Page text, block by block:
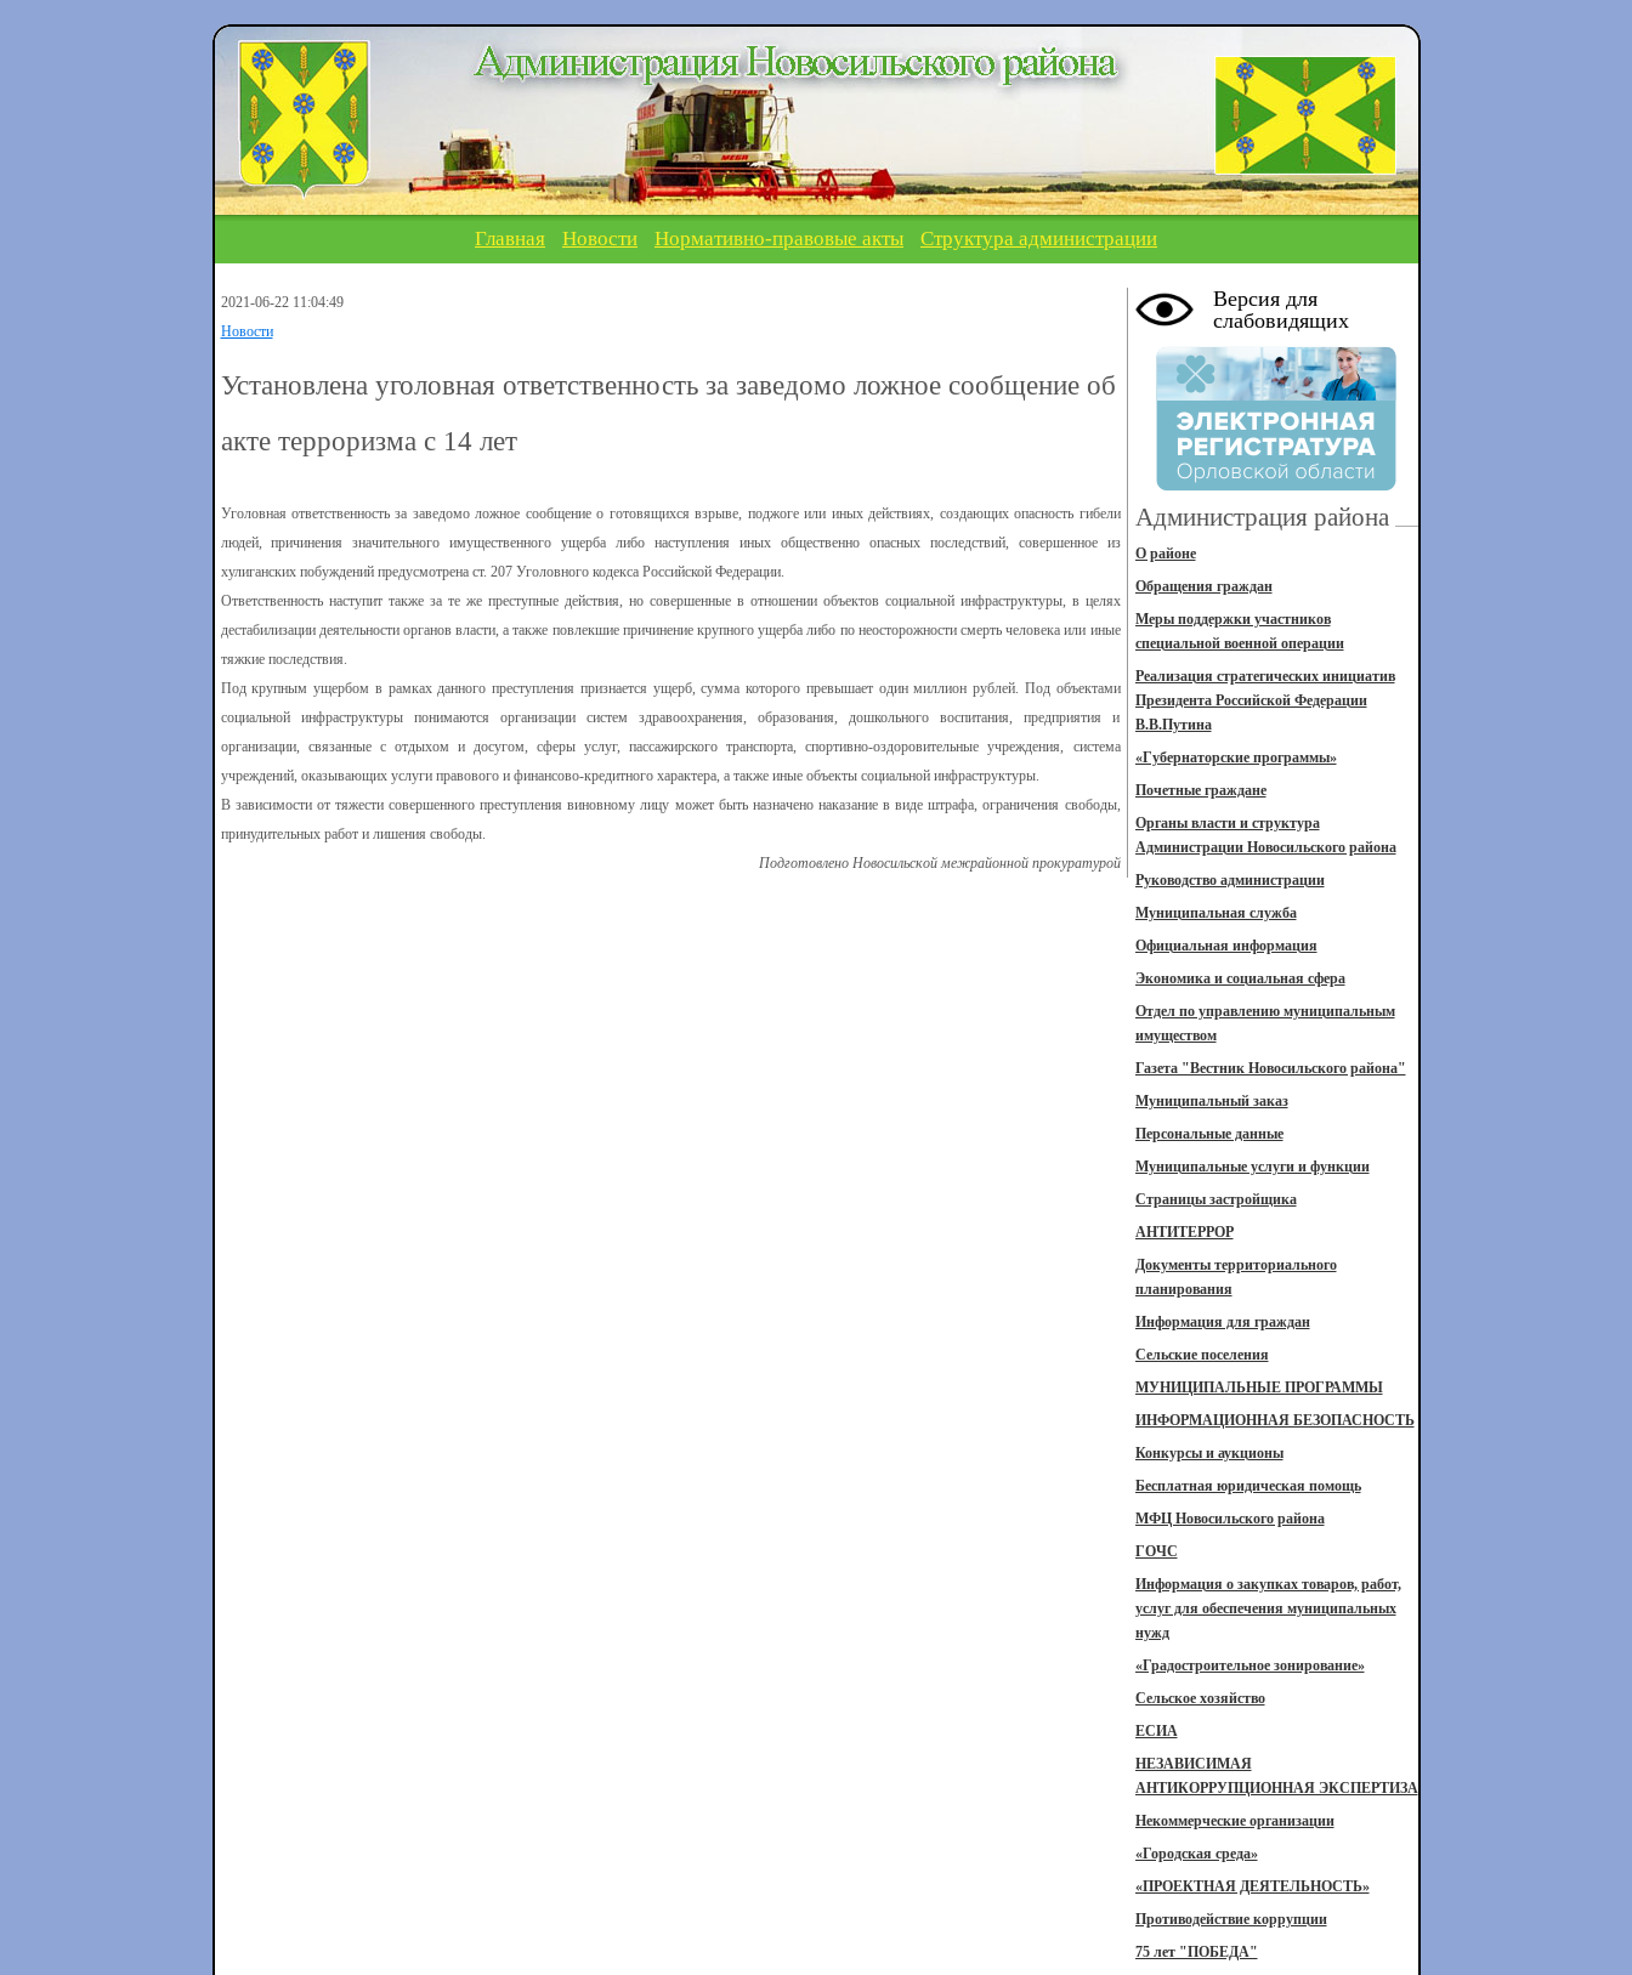
Главная Новости Нормативно-правовые акты Структура администрации
2021-06-22 11:04:49
Новости
Установлена уголовная ответственность за заведомо ложное сообщение об
акте терроризма с 14 лет
Уголовная ответственность за заведомо ложное сообщение о готовящихся взрыве, поджоге или иных действиях, создающих опасность гибели
людей, причинения значительного имущественного ущерба либо наступления иных общественно опасных последствий, совершенное из
хулиганских побуждений предусмотрена ст. 207 Уголовного кодекса Российской Федерации.
Ответственность наступит также за те же преступные действия, но совершенные в отношении объектов социальной инфраструктуры, в целях
дестабилизации деятельности органов власти, а также повлекшие причинение крупного ущерба либо по неосторожности смерть человека или иные
тяжкие последствия.
Под крупным ущербом в рамках данного преступления признается ущерб, сумма которого превышает один миллион рублей. Под объектами
социальной инфраструктуры понимаются организации систем здравоохранения, образования, дошкольного воспитания, предприятия и
организации, связанные с отдыхом и досугом, сферы услуг, пассажирского транспорта, спортивно-оздоровительные учреждения, система
учреждений, оказывающих услуги правового и финансово-кредитного характера, а также иные объекты социальной инфраструктуры.
В зависимости от тяжести совершенного преступления виновному лицу может быть назначено наказание в виде штрафа, ограничения свободы,
принудительных работ и лишения свободы.
Подготовлено Новосильской межрайонной прокуратурой
Версия для
слабовидящих
Администрация района
О районе
Обращения граждан
Меры поддержки участников
специальной военной операции
Реализация стратегических инициатив
Президента Российской Федерации
В.В.Путина
«Губернаторские программы»
Почетные граждане
Органы власти и структура
Администрации Новосильского района
Руководство администрации
Муниципальная служба
Официальная информация
Экономика и социальная сфера
Отдел по управлению муниципальным
имуществом
Газета "Вестник Новосильского района"
Муниципальный заказ
Персональные данные
Муниципальные услуги и функции
Страницы застройщика
АНТИТЕРРОР
Документы территориального
планирования
Информация для граждан
Сельские поселения
МУНИЦИПАЛЬНЫЕ ПРОГРАММЫ
ИНФОРМАЦИОННАЯ БЕЗОПАСНОСТЬ
Конкурсы и аукционы
Бесплатная юридическая помощь
МФЦ Новосильского района
ГОЧС
Информация о закупках товаров, работ,
услуг для обеспечения муниципальных
нужд
«Градостроительное зонирование»
Сельское хозяйство
ЕСИА
НЕЗАВИСИМАЯ
АНТИКОРРУПЦИОННАЯ ЭКСПЕРТИЗА
Некоммерческие организации
«Городская среда»
«ПРОЕКТНАЯ ДЕЯТЕЛЬНОСТЬ»
Противодействие коррупции
75 лет "ПОБЕДА"